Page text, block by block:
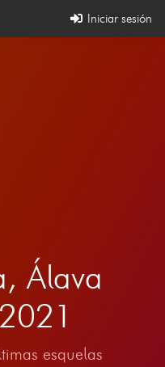
Iniciar sesión
Álava
esquelas